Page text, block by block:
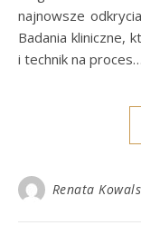
najnowsze
Badania kliniczne,
i technik na proces…
Renata